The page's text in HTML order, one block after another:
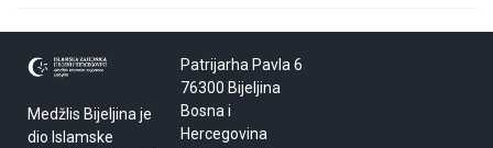
Medžlis Bijeljina je
dio Islamske
Patrijarha Pavla 6
76300 Bijeljina
Bosna i
Hercegovina